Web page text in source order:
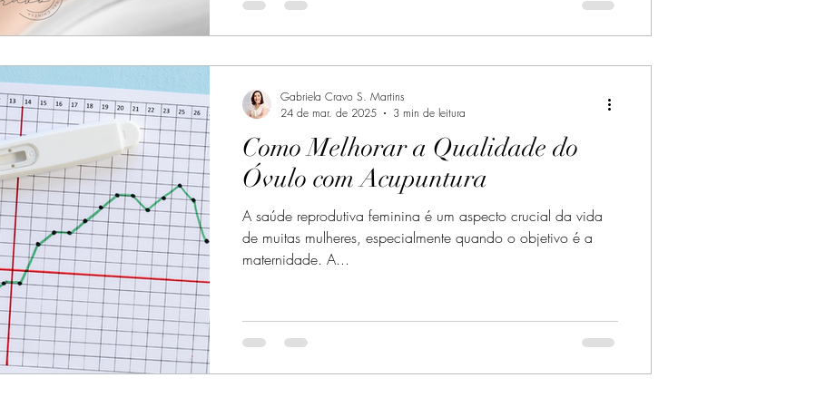
Como Melhorar a Qualidade do
Óvulo com Acupuntura
A saúde reprodutiva feminina é um aspecto crucial da vida
de muitas mulheres, especialmente quando o objetivo é a
maternidade. A...
Gabriela Cravo S. Martins
24 de mar. de 2025
3 min de leitura